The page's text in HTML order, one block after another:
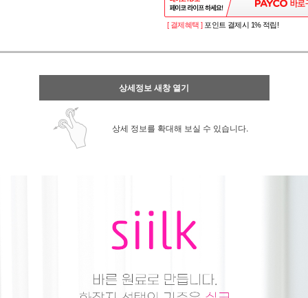
[ 결제혜택 ] 포인트 결제시 1% 적립!
상세정보 새창 열기
상세 정보를 확대해 보실 수 있습니다.